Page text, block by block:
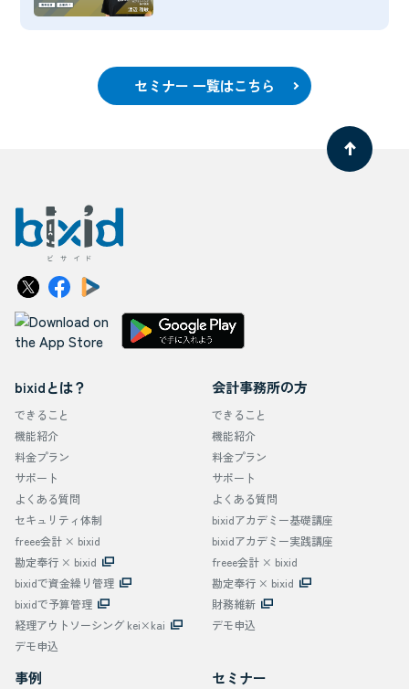
セミナー 一覧はこちら
bixidとは？
できること
機能紹介
料金プラン
サポート
よくある質問
セキュリティ体制
freee会計 × bixid
勘定奉行 × bixid
bixidで資金繰り管理
bixidで予算管理
経理アウトソーシング kei×kai
デモ申込
会計事務所の方
できること
機能紹介
料金プラン
サポート
よくある質問
bixidアカデミー基礎講座
bixidアカデミー実践講座
freee会計 × bixid
勘定奉行 × bixid
財務維新
デモ申込
事例 セミナー